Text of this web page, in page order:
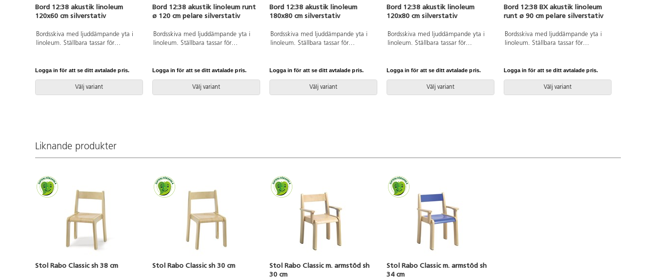
Bord 12:38 akustik linoleum
120x60 cm silverstativ
Bordsskiva med ljuddämpande yta i
linoleum. Ställbara tassar för
Logga in för att se ditt avtalade pris.
Välj variant
Bord 12:38 akustik linoleum runt
ø 120 cm pelare silverstativ
Bordsskiva med ljuddämpande yta i
linoleum. Ställbara tassar för
9006.
Logga in för att se ditt avtalade pris.
Välj variant
Bord 12:38 akustik linoleum
180x80 cm silverstativ
Bordsskiva med ljuddämpande yta i
linoleum. Ställbara tassar för
Logga in för att se ditt avtalade pris.
Välj variant
Bord 12:38 akustik linoleum
120x80 cm silverstativ
Bordsskiva med ljuddämpande yta i
linoleum. Ställbara tassar för
Logga in för att se ditt avtalade pris.
Välj variant
Bord 12:38 BX akustik linoleum
runt ø 90 cm pelare silverstativ
Bordsskiva med ljuddämpande yta i
linoleum. Ställbara tassar för
9006.
Logga in för att se ditt avtalade pris.
Välj variant
Liknande produkter
Stol Rabo Classic sh 38 cm Stol Rabo Classic sh 30 cm
Stol Rabo Classic m. armstöd sh
30 cm
Stol Rabo Classic m. armstöd sh
34 cm